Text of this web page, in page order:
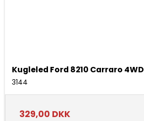
Kugleled Ford 8210 Carraro 4WD
3144
329,00 DKK